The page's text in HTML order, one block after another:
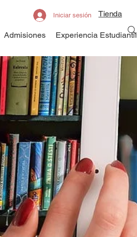
Admisiones Experiencia Estudiantil
Iniciar sesión Tienda